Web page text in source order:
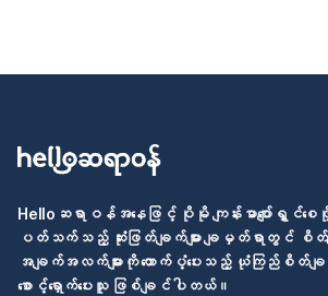
Helloဆရာဝန်အနေဖြင့် ပိုမို ကျန်းမာပျော်ရွှင်စေ
ပတ်သက်သည့် ဆုံးဖြတ်ချက်များ ချမှတ်ရာတွင် စိတ်ချရ
အချက်အလက်များကို ထောက်ပံ့ပေးသည့် ယုံကြည်စိတ်ချရသ
စောင့်ရှောက်ပေးသူ ဖြစ်ချင်ပါတယ်။